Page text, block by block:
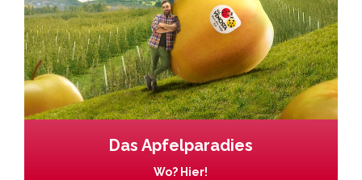
Das Apfelparadies
Wo? Hier!